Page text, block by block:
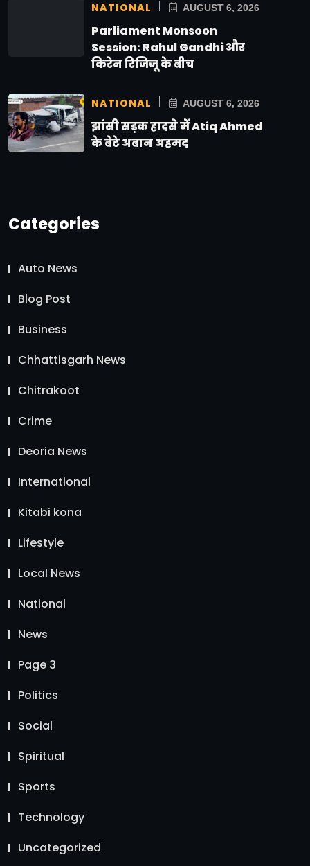
NATIONAL AUGUST 6, 2026
Parliament Monsoon
Session: Rahul Gandhi और
किरेन रिजिजू के बीच
NATIONAL AUGUST 6, 2026
झांसी सड़क हादसे में Atiq Ahmed
के बेटे अबान अहमद
Categories
Auto News
Blog Post
Business
Chhattisgarh News
Chitrakoot
Crime
Deoria News
International
Kitabi kona
Lifestyle
Local News
National
News
Page 3
Politics
Social
Spiritual
Sports
Technology
Uncategorized